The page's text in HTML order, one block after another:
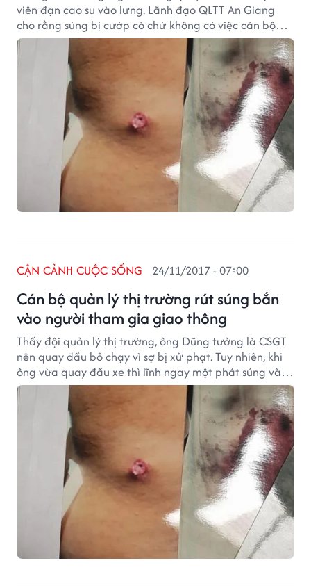
viên đạn cao su vào lưng. Lãnh đạo QLTT An Giang
cho rằng súng bị cướp cò chứ không có việc cán bộ
bắn người dân.
Cán bộ quản lý thị trường rút súng bắn
vào người tham gia giao thông
CẬN CẢNH CUỘC SỐNG 24/11/2017 - 07:00
Thấy đội quản lý thị trường, ông Dũng tưởng là CSGT
nên quay đầu bỏ chạy vì sợ bị xử phạt. Tuy nhiên, khi
ông vừa quay đầu xe thì lĩnh ngay một phát súng vào
lưng.